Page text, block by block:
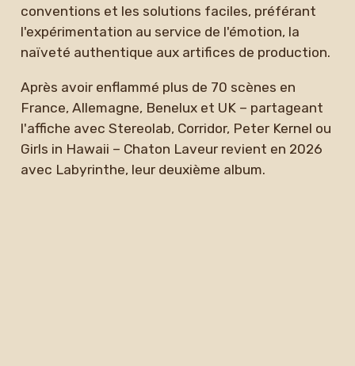
conventions et les solutions faciles, préférant
l'expérimentation au service de l'émotion, la
naïveté authentique aux artifices de production.
Après avoir enflammé plus de 70 scènes en
France, Allemagne, Benelux et UK – partageant
l'affiche avec Stereolab, Corridor, Peter Kernel ou
Girls in Hawaii – Chaton Laveur revient en 2026
avec Labyrinthe, leur deuxième album.